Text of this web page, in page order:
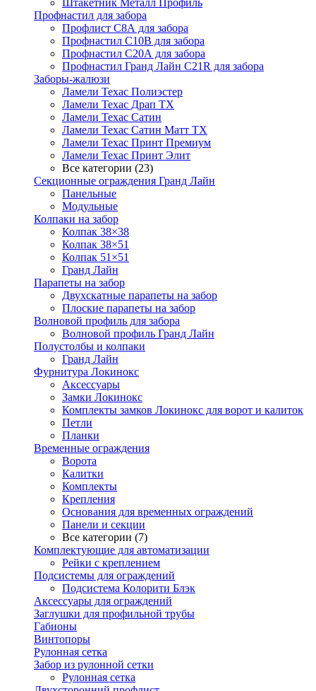
Штакетник Металл Профиль
Профнастил для забора
Профлист С8А для забора
Профнастил С10В для забора
Профнастил С20А для забора
Профнастил Гранд Лайн С21R для забора
Заборы-жалюзи
Ламели Техас Полиэстер
Ламели Техас Драп ТХ
Ламели Техас Сатин
Ламели Техас Сатин Матт ТХ
Ламели Техас Принт Премиум
Ламели Техас Принт Элит
Все категории (23)
Секционные ограждения Гранд Лайн
Панельные
Модульные
Колпаки на забор
Колпак 38×38
Колпак 38×51
Колпак 51×51
Гранд Лайн
Парапеты на забор
Двухскатные парапеты на забор
Плоские парапеты на забор
Волновой профиль для забора
Волновой профиль Гранд Лайн
Полустолбы и колпаки
Гранд Лайн
Фурнитура Локинокс
Аксессуары
Замки Локинокс
Комплекты замков Локинокс для ворот и калиток
Петли
Планки
Временные ограждения
Ворота
Калитки
Комплекты
Крепления
Основания для временных ограждений
Панели и секции
Все категории (7)
Комплектующие для автоматизации
Рейки с креплением
Подсистемы для ограждений
Подсистема Колорити Блэк
Аксессуары для ограждений
Заглушки для профильной трубы
Габионы
Винтопоры
Рулонная сетка
Забор из рулонной сетки
Рулонная сетка